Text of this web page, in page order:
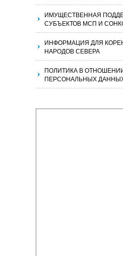
ИМУЩЕСТВЕННАЯ
СУБЪЕКТОВ МСП И
ИНФОРМАЦИЯ ДЛЯ
НАРОДОВ СЕВЕРА
ПОЛИТИКА В
ПЕРСОНАЛЬНЫХ